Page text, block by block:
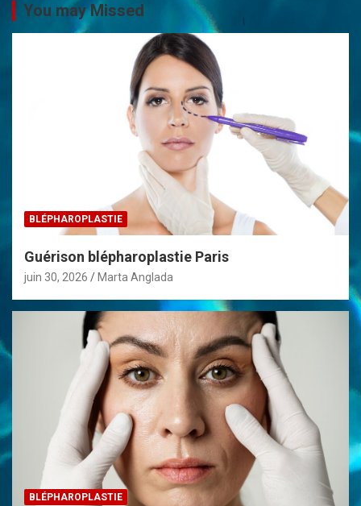
a
t
You may Missed
BLÉPHAROPLASTIE
Guérison blépharoplastie Paris
juin 30, 2026 Marta Anglada
BLÉPHAROPLASTIE